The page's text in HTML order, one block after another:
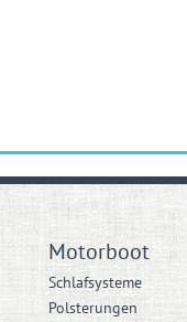
Motorboot
Schlafsysteme
Polsterungen